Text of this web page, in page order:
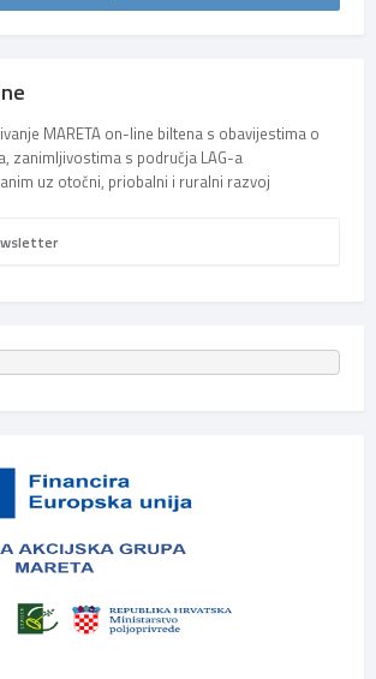
MARETA on-line biltena s obavijestima o
zanimljivostima s područja LAG-a
uz otočni, priobalni i ruralni razvoj